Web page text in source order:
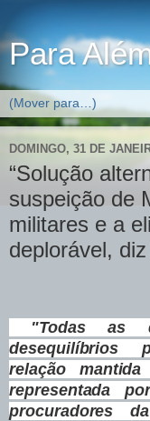
Para
DOMINGO, 31 DE
“Solução
suspeição de
militares e a
deplorável,
"Todas as
desequilíbrios
relação
representada
procuradores